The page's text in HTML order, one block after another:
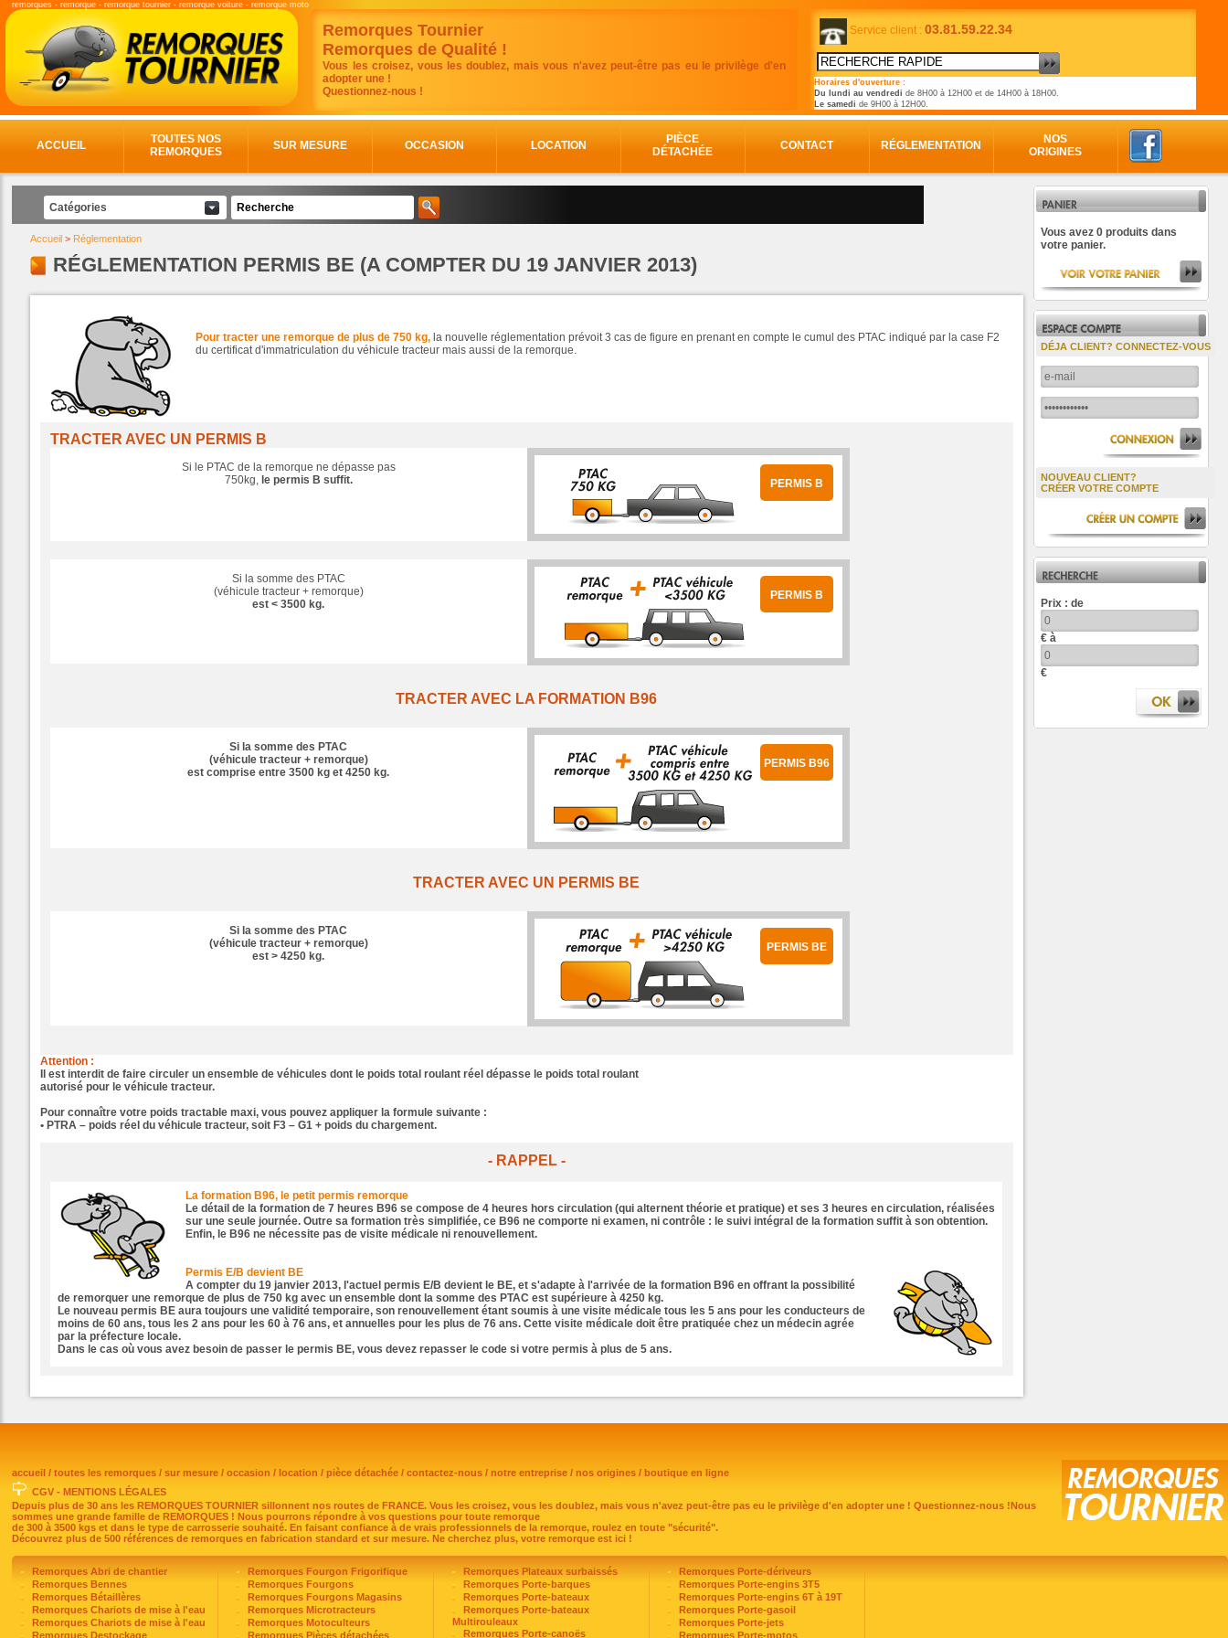
remorques -remorque -remorque tournier -remorque voiture -remorque moto
Remorques Tournier
Remorques de Qualité !
Vous les croisez, vous les doublez, mais vous n'avez peut-être pas eu le privilège d'en
adopter une !
Questionnez-nous !
Service client : 03.81.59.22.34
Horaires d'ouverture :
Du lundi au vendredi de 8H00 à 12H00 et de 14H00 à 18H00.
Le samedi de 9H00 à 12H00.
ACCUEIL
TOUTES NOS
REMORQUES
SUR MESURE OCCASION LOCATION
PIÈCE
DÉTACHÉE
CONTACT RÉGLEMENTATION
NOS
ORIGINES
Catégories
Accueil > Réglementation
RÉGLEMENTATION PERMIS BE (A COMPTER DU 19 JANVIER 2013)
Pour tracter une remorque de plus de 750 kg, la nouvelle réglementation prévoit 3 cas de figure en prenant en compte le cumul des PTAC indiqué par la case F2
du certificat d'immatriculation du véhicule tracteur mais aussi de la remorque.
TRACTER AVEC UN PERMIS B
Si le PTAC de la remorque ne dépasse pas
750kg, le permis B suffit. PERMIS B
Si la somme des PTAC
(véhicule tracteur + remorque)
est < 3500 kg.
PERMIS B
TRACTER AVEC LA FORMATION B96
Si la somme des PTAC
(véhicule tracteur + remorque)
est comprise entre 3500 kg et 4250 kg.
PERMIS B96
TRACTER AVEC UN PERMIS BE
Si la somme des PTAC
(véhicule tracteur + remorque)
est > 4250 kg.
PERMIS BE
Attention :
Il est interdit de faire circuler un ensemble de véhicules dont le poids total roulant réel dépasse le poids total roulant
autorisé pour le véhicule tracteur.
Pour connaître votre poids tractable maxi, vous pouvez appliquer la formule suivante :
• PTRA – poids réel du véhicule tracteur, soit F3 – G1 + poids du chargement.
- RAPPEL -
La formation B96, le petit permis remorque
Le détail de la formation de 7 heures B96 se compose de4 heures hors circulation (qui alternent théorie et pratique) et ses3 heures en circulation, réalisées
sur une seule journée. Outre sa formation très simplifiée, ce B96 ne comporte ni examen, ni contrôle : le suivi intégral de la formation suffit à son obtention.
Enfin, le B96 ne nécessite pas de visite médicale ni renouvellement.
Permis E/B devient BE
A compter du 19 janvier 2013, l'actuel permis E/B devient le BE, et s'adapte à l'arrivée de la formation B96 en offrant la possibilité
de remorquer une remorque de plus de 750 kg avec un ensemble dont la somme des PTAC est supérieure à 4250 kg.
Le nouveau permis BE aura toujours une validité temporaire, son renouvellement étant soumis à une visite médicale tous les 5 ans pour les conducteurs de
moins de 60 ans, tous les 2 ans pour les 60 à 76 ans, et annuelles pour les plus de 76 ans. Cette visite médicale doit être pratiquée chez un médecin agrée
par la préfecture locale.
Dans le cas où vous avez besoin de passer le permis BE, vous devez repasser le code si votre permis à plus de 5 ans.
Vous avez 0 produits dans
votre panier.
DÉJA CLIENT? CONNECTEZ-VOUS
NOUVEAU CLIENT?
CRÉER VOTRE COMPTE
Prix : de
€ à
€
accueil /toutes les remorques /sur mesure /occasion / location /pièce détachée /contactez-nous /notre entreprise /nos origines / boutique en ligne
CGV -MENTIONS LÉGALES
Depuis plus de 30 ans les REMORQUES TOURNIER sillonnent nos routes de FRANCE. Vous les croisez, vous les doublez, mais vous n'avez peut-être pas eu le privilège d'en adopter une ! Questionnez-nous !Nous
sommes une grande famille de REMORQUES ! Nous pourrons répondre à vos questions pour toute remorque
de 300 à 3500 kgs et dans le type de carrosserie souhaité. En faisant confiance à de vrais professionnels de la remorque, roulez en toute "sécurité".
Découvrez plus de 500 références de remorques en fabrication standard et sur mesure. Ne cherchez plus, votre remorque est ici !
Remorques Abri de chantier
Remorques Bennes
Remorques Bétaillères
Remorques Chariots de mise à l'eau
Remorques Chariots de mise à l'eau
Remorques Destockage
Remorques Fourgon Frigorifique
Remorques Fourgons
Remorques Fourgons Magasins
Remorques Microtracteurs
Remorques Motoculteurs
Remorques Pièces détachées
Remorques Plateaux surbaissés
Remorques Porte-barques
Remorques Porte-bateaux
Remorques Porte-bateaux
Multirouleaux
Remorques Porte-canoës
Remorques Porte-dériveurs
Remorques Porte-engins 3T5
Remorques Porte-engins 6T à 19T
Remorques Porte-gasoil
Remorques Porte-jets
Remorques Porte-motos